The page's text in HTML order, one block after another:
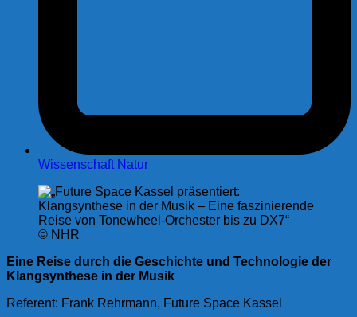
Wissenschaft Natur
© NHR
Eine Reise durch die Geschichte und Technologie der
Klangsynthese in der Musik
Referent: Frank Rehrmann, Future Space Kassel